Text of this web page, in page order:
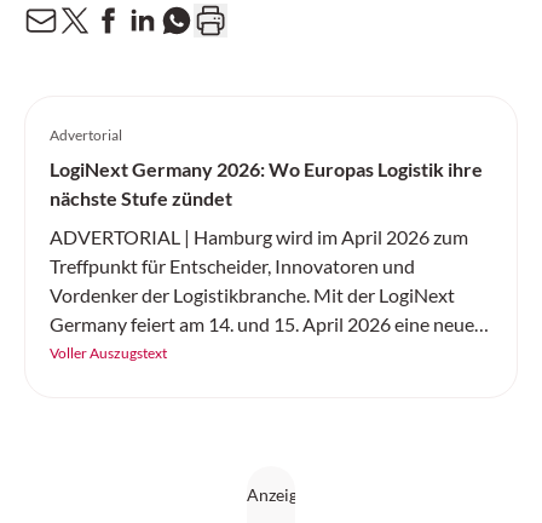
Advertorial
LogiNext Germany 2026: Wo Europas Logistik ihre
nächste Stufe zündet
ADVERTORIAL | Hamburg wird im April 2026 zum
Treffpunkt für Entscheider, Innovatoren und
Vordenker der Logistikbranche. Mit der LogiNext
Germany feiert am 14. und 15. April 2026 eine neue
internationale Kongressmesse ihre Premiere – und
Voller Auszugstext